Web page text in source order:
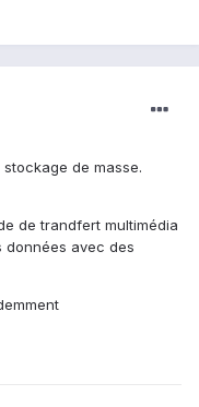
de masse.
de trandfert multimédia
données avec des